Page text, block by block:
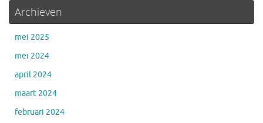
Archieven
mei 2025
mei 2024
april 2024
maart 2024
februari 2024